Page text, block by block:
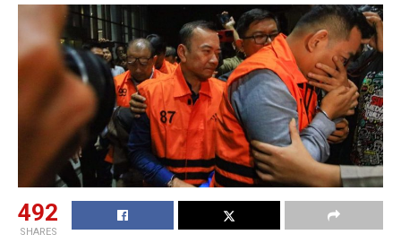
492
SHARES